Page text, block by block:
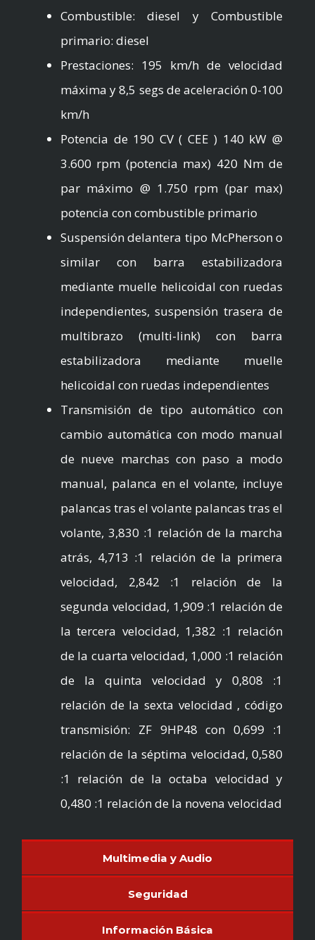
Combustible: diesel y Combustible
primario: diesel
Prestaciones: 195 km/h de velocidad
máxima y 8,5 segs de aceleración 0-100
km/h
Potencia de 190 CV ( CEE ) 140 kW @
3.600 rpm (potencia max) 420 Nm de
par máximo @ 1.750 rpm (par max)
potencia con combustible primario
Suspensión delantera tipo McPherson o
similar con barra estabilizadora
mediante muelle helicoidal con ruedas
independientes, suspensión trasera de
multibrazo (multi-link) con barra
estabilizadora mediante muelle
helicoidal con ruedas independientes
Transmisión de tipo automático con
cambio automática con modo manual
de nueve marchas con paso a modo
manual, palanca en el volante, incluye
palancas tras el volante palancas tras el
volante, 3,830 :1 relación de la marcha
atrás, 4,713 :1 relación de la primera
velocidad, 2,842 :1 relación de la
segunda velocidad, 1,909 :1 relación de
la tercera velocidad, 1,382 :1 relación
de la cuarta velocidad, 1,000 :1 relación
de la quinta velocidad y 0,808 :1
relación de la sexta velocidad , código
transmisión: ZF 9HP48 con 0,699 :1
relación de la séptima velocidad, 0,580
:1 relación de la octaba velocidad y
0,480 :1 relación de la novena velocidad
Multimedia y Audio
Seguridad
Información Básica